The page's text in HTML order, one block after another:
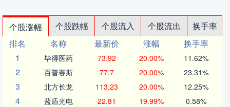
个股涨幅 个股跌幅 个股流入 个股流出
换手率
排名
名称 最新价 涨幅
换手率
1
毕得医药 73.92 20.00% 11.62%
2 百普赛斯 77.7 20.00% 23.31%
3 北方长龙 113.23 20.00% 12.25%
4 蓝盾光电 22.81 19.99% 0.58%